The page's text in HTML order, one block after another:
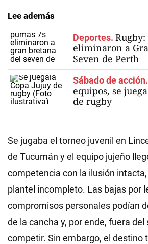
Lee además
Deportes. Rugby:
eliminaron a
Seven de Perth
Sábado de acción.
equipos, se
de rugby
Se jugaba el torneo juvenil en
de Tucumán y el equipo jujeño
competencia con la ilusión
plantel incompleto. Las bajas por
compromisos personales podían
de la cancha y, por ende, fuera del
competir. Sin embargo, el destino